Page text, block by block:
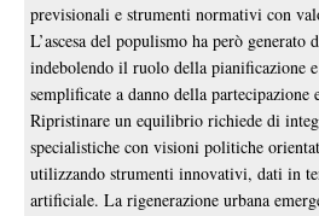
previsionali e strumenti normativi con
L’ascesa del populismo ha però
indebolendo il ruolo della pianificazione
semplificate a danno della partecipazione
Ripristinare un equilibrio richiede di
specialistiche con visioni politiche
utilizzando strumenti innovativi, dati in
artificiale. La rigenerazione urbana